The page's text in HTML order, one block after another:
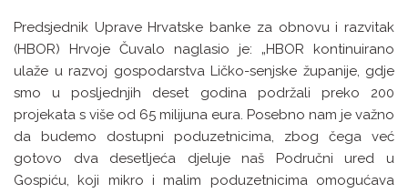
Predsjednik Uprave Hrvatske banke za obnovu i razvitak
(HBOR) Hrvoje Čuvalo naglasio je: „HBOR kontinuirano
ulaže u razvoj gospodarstva Ličko-senjske županije, gdje
smo u posljednjih deset godina podržali preko 200
projekata s više od 65 milijuna eura. Posebno nam je važno
da budemo dostupni poduzetnicima, zbog čega već
gotovo dva desetljeća djeluje naš Područni ured u
Gospiću, koji mikro i malim poduzetnicima omogućava